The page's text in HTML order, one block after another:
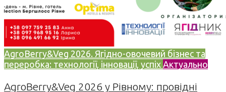
AgroBerry&Veg 2026. Ягідно-овочевий бізнес та
переробка: технології, інновації, успіх Актуально
AgroBerry&Veg 2026 у Рівному: провідні